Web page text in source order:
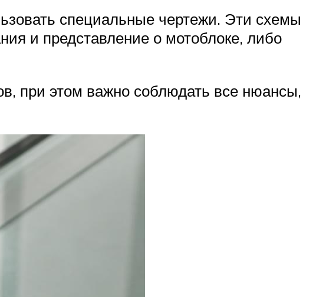
специальные чертежи. Эти схемы
и представление о мотоблоке, либо
при этом важно соблюдать все нюансы,